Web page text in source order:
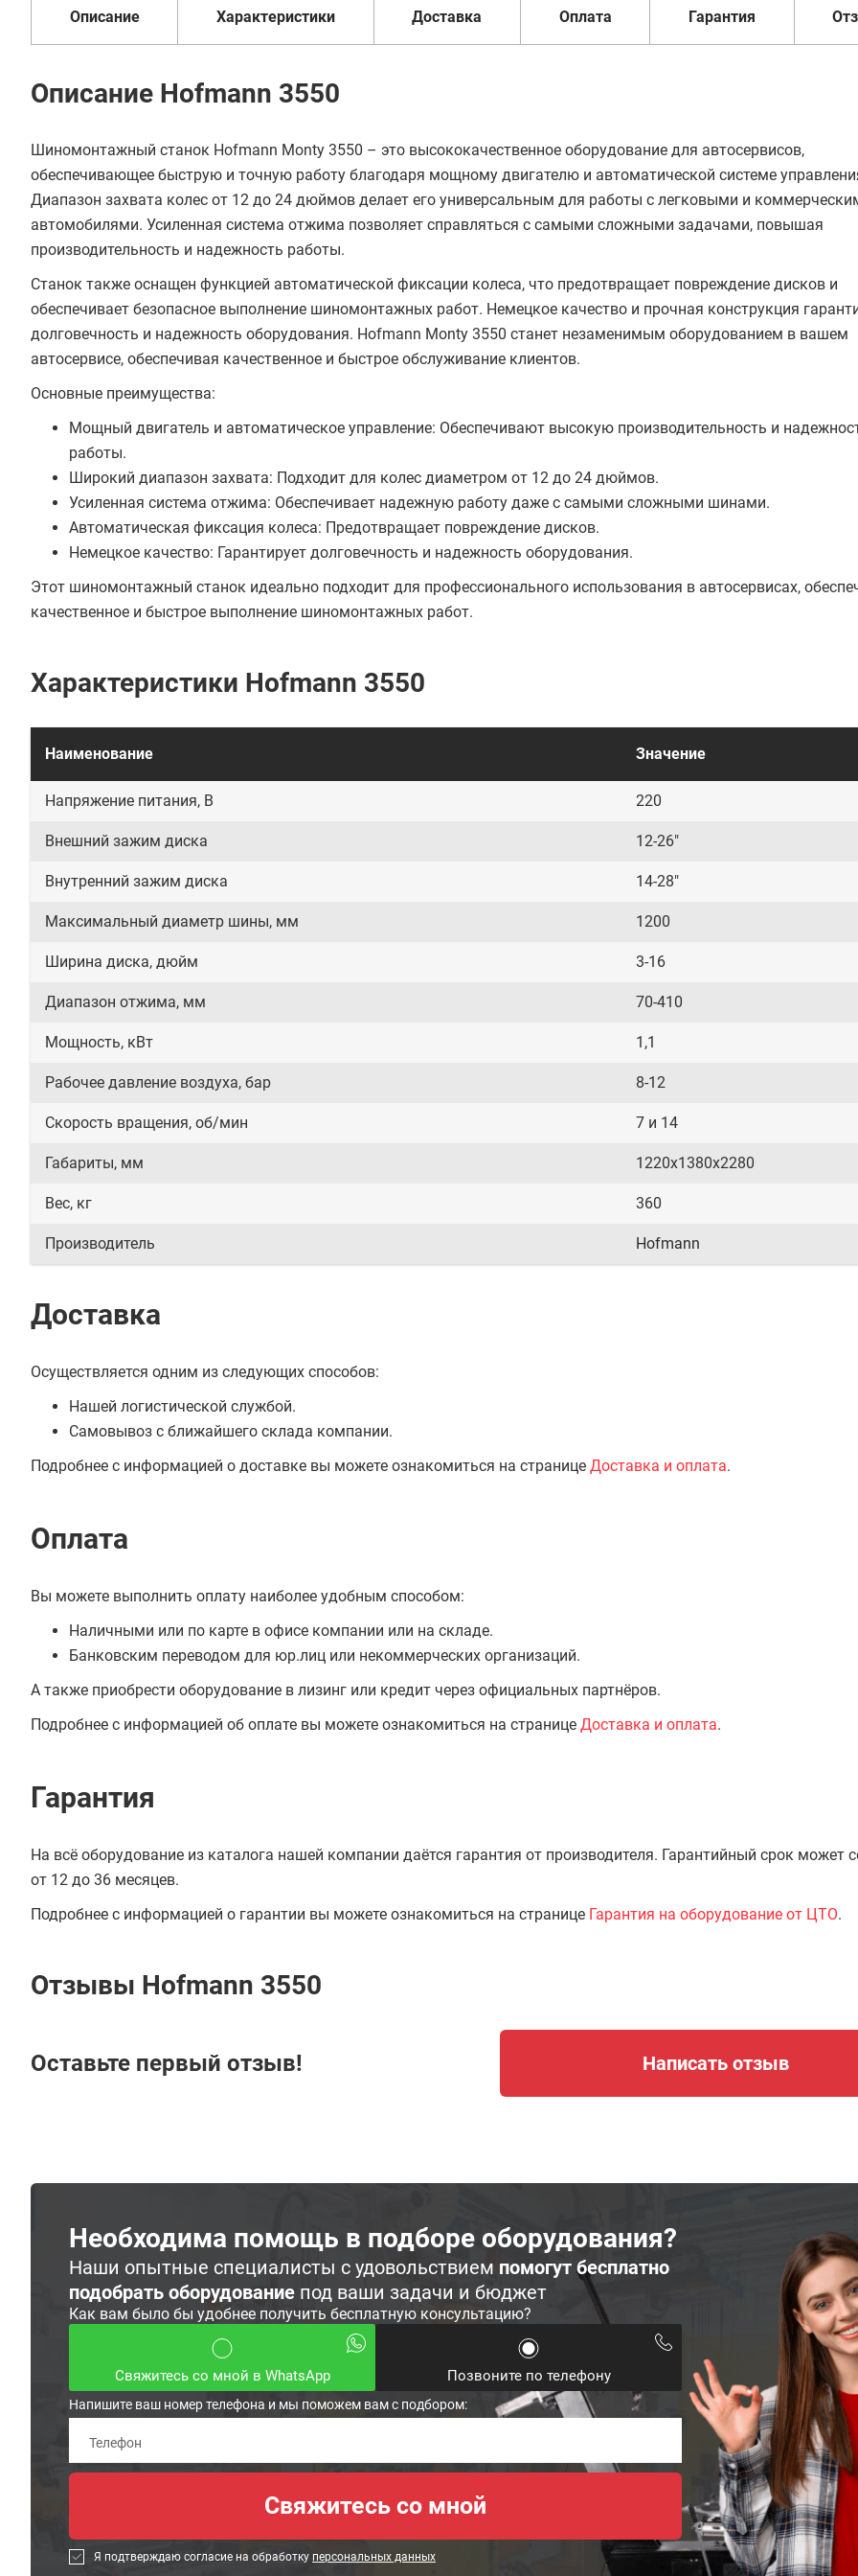
Описание Характеристики Доставка Оплата Гарантия
Описание Hofmann 3550
Шиномонтажный станок Hofmann Monty 3550 – это высококачественное оборудование для автосервисов,
обеспечивающее быструю и точную работу благодаря мощному двигателю и автоматической системе
Диапазон захвата колес от 12 до 24 дюймов делает его универсальным для работы с легковыми и
автомобилями. Усиленная система отжима позволяет справляться с самыми сложными задачами, повышая
производительность и надежность работы.
Станок также оснащен функцией автоматической фиксации колеса, что предотвращает повреждение дисков и
обеспечивает безопасное выполнение шиномонтажных работ. Немецкое качество и прочная конструкция
долговечность и надежность оборудования. Hofmann Monty 3550 станет незаменимым оборудованием в вашем
автосервисе, обеспечивая качественное и быстрое обслуживание клиентов.
Основные преимущества:
Мощный двигатель и автоматическое управление: Обеспечивают высокую производительность и
работы.
Широкий диапазон захвата: Подходит для колес диаметром от 12 до 24 дюймов.
Усиленная система отжима: Обеспечивает надежную работу даже с самыми сложными шинами.
Автоматическая фиксация колеса: Предотвращает повреждение дисков.
Немецкое качество: Гарантирует долговечность и надежность оборудования.
Этот шиномонтажный станок идеально подходит для профессионального использования в автосервисах,
качественное и быстрое выполнение шиномонтажных работ.
Характеристики Hofmann 3550
Наименование Значение
Напряжение питания, В 220
Внешний зажим диска 12-26"
Внутренний зажим диска 14-28"
Максимальный диаметр шины, мм 1200
Ширина диска, дюйм 3-16
Диапазон отжима, мм 70-410
Мощность, кВт 1,1
Рабочее давление воздуха, бар 8-12
Скорость вращения, об/мин 7 и 14
Габариты, мм 1220х1380х2280
Вес, кг 360
Производитель Hofmann
Доставка
Осуществляется одним из следующих способов:
Нашей логистической службой.
Самовывоз с ближайшего склада компании.
Подробнее с информацией о доставке вы можете ознакомиться на странице Доставка и оплата.
Оплата
Вы можете выполнить оплату наиболее удобным способом:
Наличными или по карте в офисе компании или на складе.
Банковским переводом для юр.лиц или некоммерческих организаций.
А также приобрести оборудование в лизинг или кредит через официальных партнёров.
Подробнее с информацией об оплате вы можете ознакомиться на странице Доставка и оплата.
Гарантия
На всё оборудование из каталога нашей компании даётся гарантия от производителя. Гарантийный срок может
от 12 до 36 месяцев.
Подробнее с информацией о гарантии вы можете ознакомиться на странице Гарантия на оборудование от ЦТО.
Отзывы Hofmann 3550
Оставьте первый отзыв! Написать отзыв
Необходима помощь в подборе оборудования?
Наши опытные специалисты с удовольствием помогут бесплатно
подобрать оборудование под ваши задачи и бюджет
Как вам было бы удобнее получить бесплатную консультацию?
Свяжитесь со мной в WhatsApp Позвоните по телефону
Напишите ваш номер телефона и мы поможем вам с подбором:
Я подтверждаю согласие на обработку персональных данных